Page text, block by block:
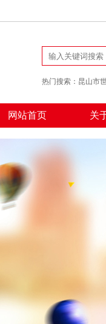
热门搜索： 昆山市
网站首页 关